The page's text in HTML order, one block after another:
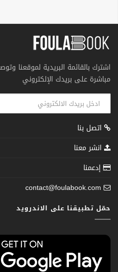
اشترك بالقائمة البريدية لموقعنا
مباشرة على بريدك الإلكتروني
اتصل بنا
انشر معنا
إدعمنا
contact@foulabook.com
حمّل تطبيقنا على الاندرويد